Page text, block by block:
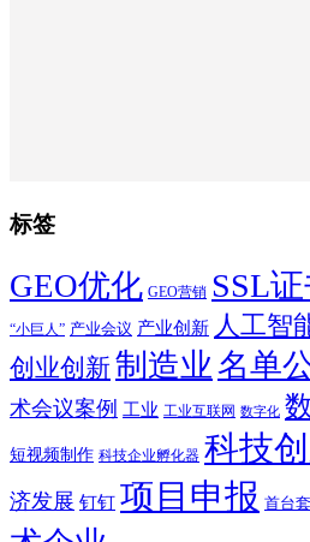
标签
GEO优化 GEO营销 SSL
“小巨人” 产业会议 产业创新 人工智
创业创新制造业 名单
术会议案例 工业 工业互联网 数字化
短视频制作 科技企业孵化器 科技
济发展 钉钉 项目申报 首台